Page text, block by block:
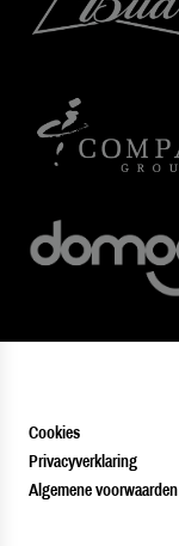
Cookies
Privacyverklaring
Algemene voorwaarden